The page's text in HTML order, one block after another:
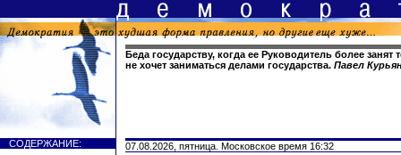
Беда государству, когда ее Руководитель более занят
не хочет заниматься делами государства. Павел
СОДЕРЖАНИЕ:
07.08.2026, пятница. Московское время 16:32